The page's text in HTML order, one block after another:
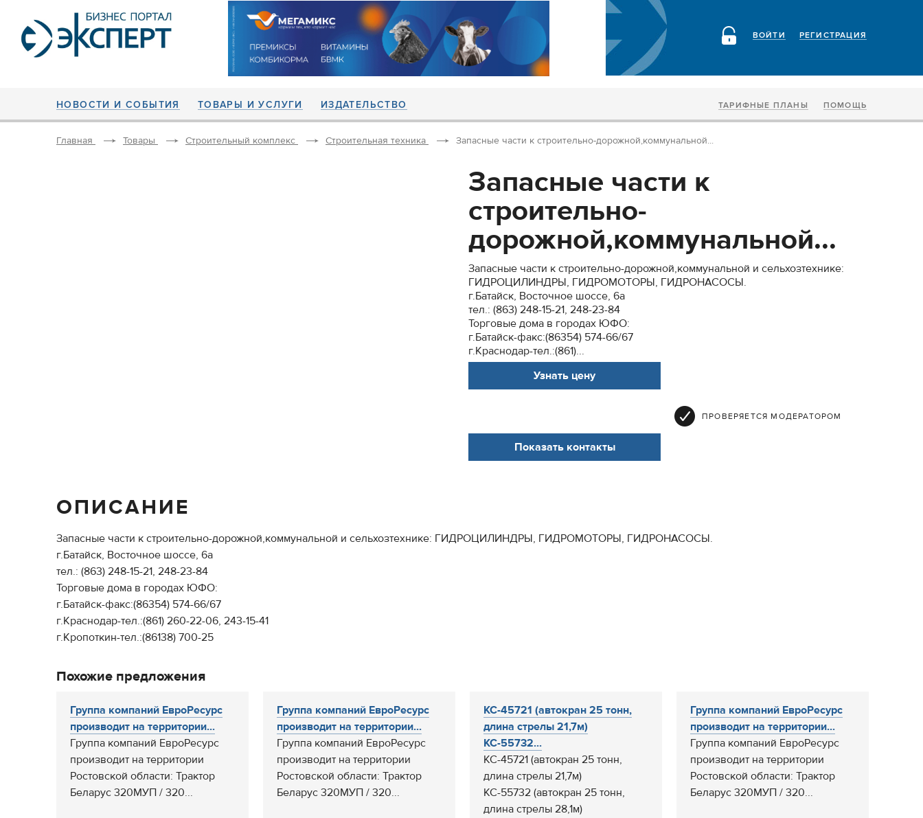
РЕГИСТРАЦИЯ
ВОЙТИ
НОВОСТИ И СОБЫТИЯ ТОВАРЫ И УСЛУГИ ИЗДАТЕЛЬСТВО ТАРИФНЫЕ ПЛАНЫ ПОМОЩЬ
Главная Товары Строительный комплекс Строительная техника Запасные части к строительно-дорожной,коммунальной...
Запасные части к
строительно-
дорожной,коммунальной...
Запасные части к строительно-дорожной,коммунальной и сельхозтехнике:
ГИДРОЦИЛИНДРЫ, ГИДРОМОТОРЫ, ГИДРОНАСОСЫ.
г.Батайск, Восточное шоссе, 6а
тел.: (863) 248-15-21, 248-23-84
Торговые дома в городах ЮФО:
г.Батайск-факс:(86354) 574-66/67
г.Краснодар-тел.:(861)...
Узнать цену
ПРОВЕРЯЕТСЯ МОДЕРАТОРОМ
Показать контакты
ОПИСАНИЕ
Запасные части к строительно-дорожной,коммунальной и сельхозтехнике: ГИДРОЦИЛИНДРЫ, ГИДРОМОТОРЫ, ГИДРОНАСОСЫ.
г.Батайск, Восточное шоссе, 6а
тел.: (863) 248-15-21, 248-23-84
Торговые дома в городах ЮФО:
г.Батайск-факс:(86354) 574-66/67
г.Краснодар-тел.:(861) 260-22-06, 243-15-41
г.Кропоткин-тел.:(86138) 700-25
Похожие предложения
Группа компаний ЕвроРесурс
производит на территории...
Группа компаний ЕвроРесурс
производит на территории
Ростовской области: Трактор
Беларус 320МУП / 320...
Группа компаний ЕвроРесурс
производит на территории...
Группа компаний ЕвроРесурс
производит на территории
Ростовской области: Трактор
Беларус 320МУП / 320...
КС-45721 (автокран 25 тонн,
длина стрелы 21,7м)
КС-55732...
КС-45721 (автокран 25 тонн,
длина стрелы 21,7м)
КС-55732 (автокран 25 тонн,
длина стрелы 28,1м)
Группа компаний ЕвроРесурс
производит на территории...
Группа компаний ЕвроРесурс
производит на территории
Ростовской области: Трактор
Беларус 320МУП / 320...